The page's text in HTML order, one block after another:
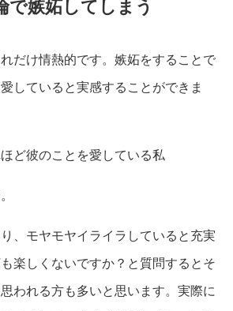
で嫉妬してしまう
だけ情熱的です。嫉妬をすることで
していると実感することができま
ど彼のことを愛している私
、モヤモヤイライラしていると充実
楽しくないですか？と質問するとそ
われる方も多いと思います。実際に